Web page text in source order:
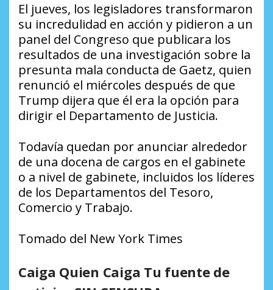
El jueves, los legisladores transformaron
su incredulidad en acción y pidieron a un
panel del Congreso que publicara los
resultados de una investigación sobre la
presunta mala conducta de Gaetz, quien
renunció el miércoles después de que
Trump dijera que él era la opción para
dirigir el Departamento de Justicia.
Todavía quedan por anunciar alrededor
de una docena de cargos en el gabinete
o a nivel de gabinete, incluidos los líderes
de los Departamentos del Tesoro,
Comercio y Trabajo.
Tomado del New York Times
Caiga Quien Caiga Tu fuente de